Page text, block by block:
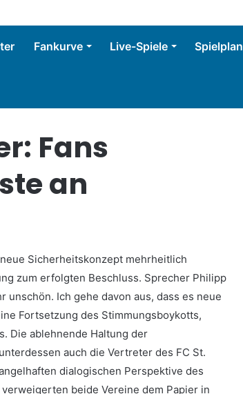
Fankurve Live-Spiele Spielplan
Fans
an
Sicherheitskonzept mehrheitlich
zum erfolgten Beschluss. Sprecher Philipp
Ich gehe davon aus, dass es neue
Fortsetzung des Stimmungsboykotts,
Die ablehnende Haltung der
auch die Vertreter des FC St.
dialogischen Perspektive des
beide Vereine dem Papier in